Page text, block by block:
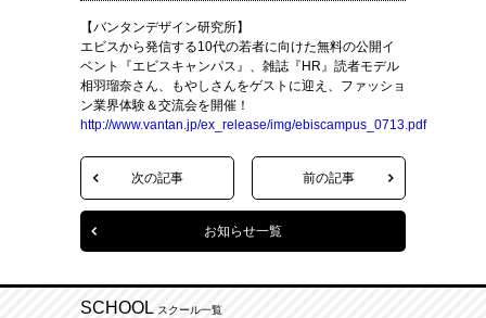
【バンタンデザイン研究所】
エビスから発信する10代の若者に向けた無料の公開イ
ベント『エビスキャンパス』、雑誌『HR』読者モデル
相羽瑠奈さん、もやしさんをゲストに迎え、ファッショ
ン業界体験＆交流会を開催！
http://www.vantan.jp/ex_release/img/ebiscampus_0713.pdf
次の記事 前の記事
お知らせ一覧
SCHOOL スクール一覧